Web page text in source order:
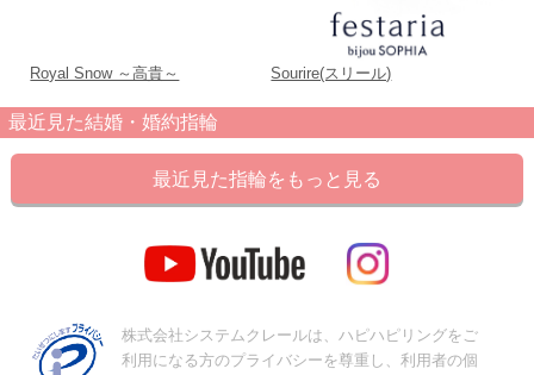
Royal Snow ～高貴～ Sourire(スリール)
最近見た結婚・婚約指輪
最近見た指輪をもっと見る
株式会社システムクレールは、ハピハピリングをご
利用になる方のプライバシーを尊重し、利用者の個